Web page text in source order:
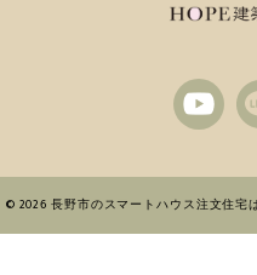
© 2026 長野市のスマートハウス注文住宅は